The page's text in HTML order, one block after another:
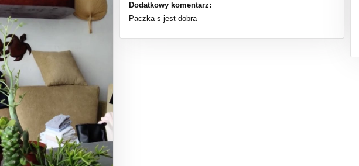
Dodatkowy komentarz:
Paczka s jest dobra